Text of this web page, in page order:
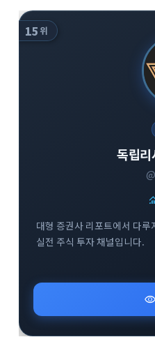
15 위
독립
대형 증권사 리포트에서 다루
실전 주식 투자 채널입니다.
visibility